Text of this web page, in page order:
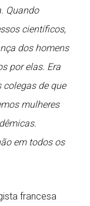
Quando
científicos,
dos homens
por elas. Era
de que
mulheres
em todos os
francesa